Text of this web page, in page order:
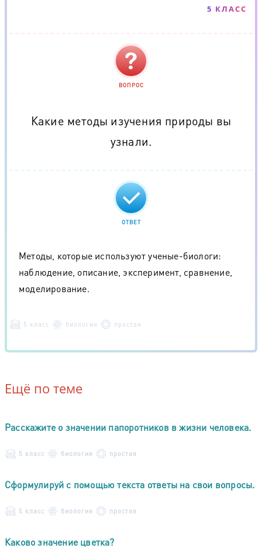
5 КЛАСС
ВОПРОС
Какие методы изучения природы вы
узнали.
ОТВЕТ
Методы, которые используют ученые-биологи:
наблюдение, описание, эксперимент, сравнение,
моделирование.
5 класс биология простая
Ещё по теме
Расскажите о значении папоротников в жизни человека.
5 класс биология простая
Сформулируй с помощью текста ответы на свои вопросы.
5 класс биология простая
Каково значение цветка?